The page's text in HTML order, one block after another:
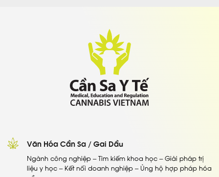
Văn Hóa Cần Sa / Gai Dầu
Ngành công nghiệp – Tìm kiếm khoa học – Giải pháp trị
liệu y học – Kết nối doanh nghiệp – Ủng hộ hợp pháp hóa